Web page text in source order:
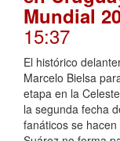
Mundial
15:37
El histórico
Marcelo Bielsa
etapa en la
la segunda fecha
fanáticos se